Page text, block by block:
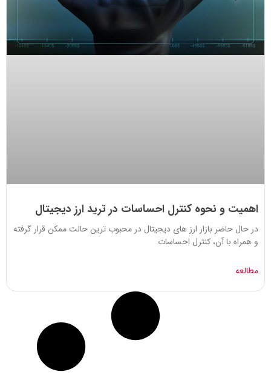
اهمیت و نحوه کنترل احساسات در ترید ارز دیجیتال
در حال حاضر بازار ارز های دیجیتال در محبوب ترین حالت ممکن قرار گرفته
و همراه با آن، کنترل احساسات
مطالعه